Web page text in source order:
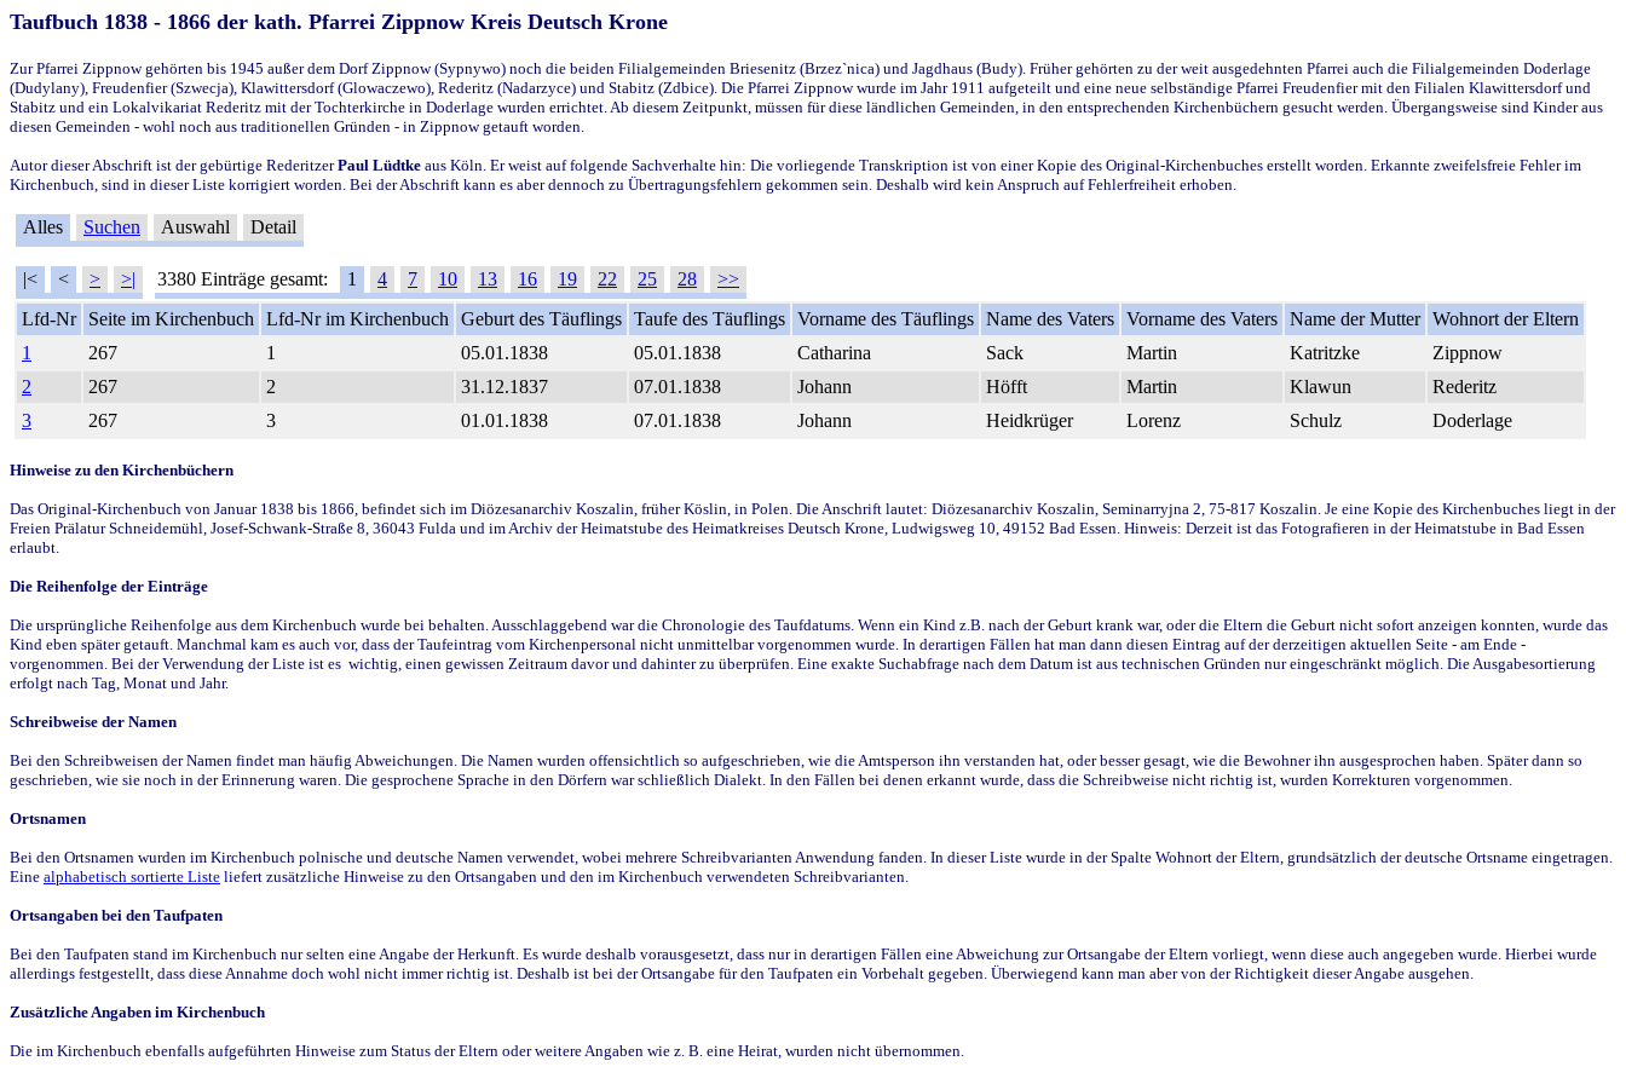
Taufbuch 1838 - 1866 der kath. Pfarrei Zippnow Kreis Deutsch Krone
Zur Pfarrei Zippnow gehörten bis 1945 außer dem Dorf Zippnow (Sypnywo) noch die beiden Filialgemeinden Briesenitz (Brzez`nica) und Jagdhaus (Budy). Früher gehörten zu der weit ausgedehnten Pfarrei auch die Filialgemeinden Doderlage
(Dudylany), Freudenfier (Szwecja), Klawittersdorf (Glowaczewo), Rederitz (Nadarzyce) und Stabitz (Zdbice). Die Pfarrei Zippnow wurde im Jahr 1911 aufgeteilt und eine neue selbständige Pfarrei Freudenfier mit den Filialen Klawittersdorf und
Stabitz und ein Lokalvikariat Rederitz mit der Tochterkirche in Doderlage wurden errichtet. Ab diesem Zeitpunkt, müssen für diese ländlichen Gemeinden, in den entsprechenden Kirchenbüchern gesucht werden. Übergangsweise sind Kinder aus
diesen Gemeinden - wohl noch aus traditionellen Gründen - in Zippnow getauft worden.
Autor dieser Abschrift ist der gebürtige RederitzerPaul Lüdtke aus Köln. Er weist auf folgende Sachverhalte hin: Die vorliegende Transkription ist von einer Kopie des Original-Kirchenbuches erstellt worden. Erkannte zweifelsfreie Fehler im
Kirchenbuch, sind in dieser Liste korrigiert worden. Bei der Abschrift kann es aber dennoch zu Übertragungsfehlern gekommen sein. Deshalb wird kein Anspruch auf Fehlerfreiheit erhoben.
Alles Suchen Auswahl Detail
|< < > >| 3380 Einträge gesamt: 1 4 7 10 13 16 19 22 25 28
>>
Lfd-Nr
Seite im Kirchenbuch Lfd-Nr im Kirchenbuch Geburt des Täuflings Taufe des Täuflings Vorname des Täuflings Name des Vaters Vorname des Vaters Name der Mutter Wohnort der Eltern
1
267 1 05.01.1838 05.01.1838 Catharina Sack Martin Katritzke
Zippnow
2
267 2 31.12.1837 07.01.1838 Johann Höfft Martin Klawun
Rederitz
3
267 3 01.01.1838 07.01.1838 Johann Heidkrüger Lorenz Schulz Doderlage
Hinweise zu den Kirchenbüchern
Das Original-Kirchenbuch von Januar 1838 bis 1866, befindet sich im Diözesanarchiv Koszalin, früher Köslin, in Polen. Die Anschrift lautet: Diözesanarchiv Koszalin, Seminarryjna 2, 75-817 Koszalin. Je eine Kopie des Kirchenbuches liegt in der
Freien Prälatur Schneidemühl, Josef-Schwank-Straße 8, 36043 Fulda und im Archiv der Heimatstube des Heimatkreises Deutsch Krone, Ludwigsweg 10, 49152 Bad Essen. Hinweis: Derzeit ist das Fotografieren in der Heimatstube in Bad Essen
erlaubt.
Die Reihenfolge der Einträge
Die ursprüngliche Reihenfolge aus dem Kirchenbuch wurde bei behalten. Ausschlaggebend war die Chronologie des Taufdatums. Wenn ein Kind z.B. nach der Geburt krank war, oder die Eltern die Geburt nicht sofort anzeigen konnten, wurde das
Kind eben später getauft. Manchmal kam es auch vor, dass der Taufeintrag vom Kirchenpersonal nicht unmittelbar vorgenommen wurde. In derartigen Fällen hat man dann diesen Eintrag auf der derzeitigen aktuellen Seite - am Ende -
vorgenommen. Bei der Verwendung der Liste ist es wichtig, einen gewissen Zeitraum davor und dahinter zu überprüfen. Eine exakte Suchabfrage nach dem Datum ist aus technischen Gründen nur eingeschränkt möglich. Die Ausgabesortierung
erfolgt nach Tag, Monat und Jahr.
Schreibweise der Namen
Bei den Schreibweisen der Namen findet man häufig Abweichungen. Die Namen wurden offensichtlich so aufgeschrieben, wie die Amtsperson ihn verstanden hat, oder besser gesagt, wie die Bewohner ihn ausgesprochen haben. Später dann so
geschrieben, wie sie noch in der Erinnerung waren. Die gesprochene Sprache in den Dörfern war schließlich Dialekt. In den Fällen bei denen erkannt wurde, dass die Schreibweise nicht richtig ist, wurden Korrekturen vorgenommen.
Ortsnamen
Bei den Ortsnamen wurden im Kirchenbuch polnische und deutsche Namen verwendet, wobei mehrere Schreibvarianten Anwendung fanden. In dieser Liste wurde in der Spalte Wohnort der Eltern, grundsätzlich der deutsche Ortsname eingetragen.
Eine alphabetisch sortierte Liste liefert zusätzliche Hinweise zu den Ortsangaben und den im Kirchenbuch verwendeten Schreibvarianten.
Ortsangaben bei den Taufpaten
Bei den Taufpaten stand im Kirchenbuch nur selten eine Angabe der Herkunft. Es wurde deshalb vorausgesetzt, dass nur in derartigen Fällen eine Abweichung zur Ortsangabe der Eltern vorliegt, wenn diese auch angegeben wurde. Hierbei wurde
allerdings festgestellt, dass diese Annahme doch wohl nicht immer richtig ist. Deshalb ist bei der Ortsangabe für den Taufpaten ein Vorbehalt gegeben. Überwiegend kann man aber von der Richtigkeit dieser Angabe ausgehen.
Zusätzliche Angaben im Kirchenbuch
Die im Kirchenbuch ebenfalls aufgeführten Hinweise zum Status der Eltern oder weitere Angaben wie z. B. eine Heirat, wurden nicht übernommen.